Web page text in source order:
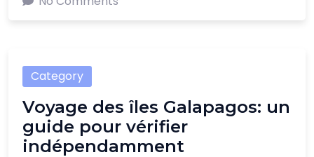
Category
Voyage des îles Galapagos: un
guide pour vérifier
indépendamment